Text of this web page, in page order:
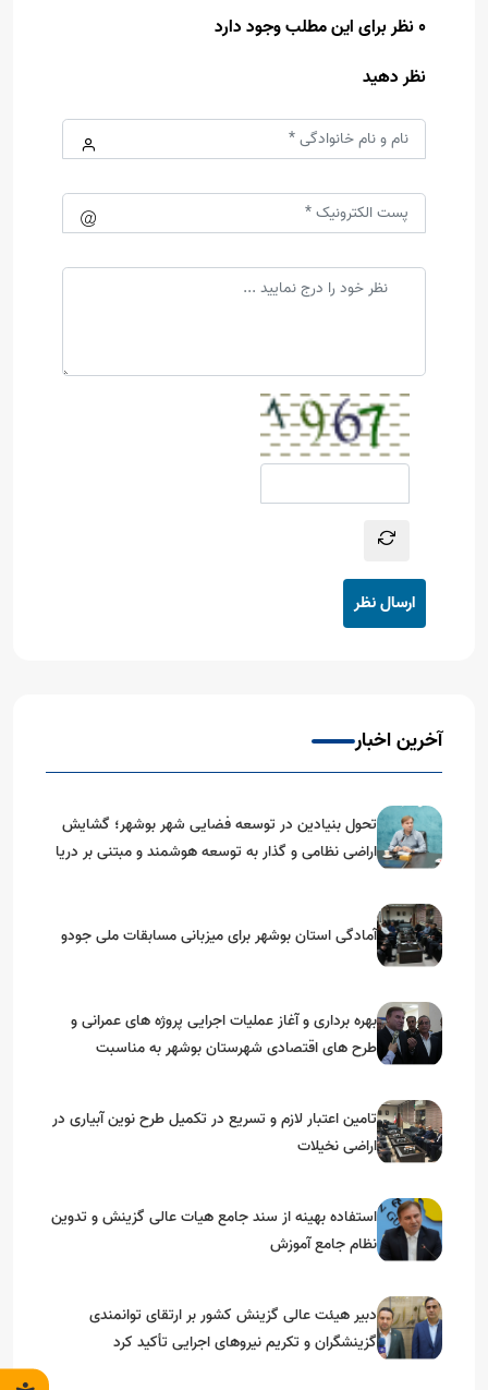
0 نظر برای این مطلب وجود دارد
نظر دهید
ارسال نظر
آخرین اخبار
تحول بنیادین در توسعه فضایی شهر بوشهر؛ گشایش
اراضی نظامی و گذار به توسعه هوشمند و مبتنی بر دریا
آمادگی استان بوشهر برای میزبانی مسابقات ملی جودو
بهره برداری و آغاز عملیات اجرایی پروژه های عمرانی و
طرح های اقتصادی شهرستان بوشهر به مناسبت
تامین اعتبار لازم و تسریع در تکمیل طرح نوین آبیاری در
اراضی نخیلات
استفاده بهینه از سند جامع هیات عالی گزینش و‌ تدوین
نظام جامع آموزش
دبیر هیئت عالی گزینش کشور بر ارتقای توانمندی
گزینشگران و تکریم نیروهای اجرایی تأکید کرد